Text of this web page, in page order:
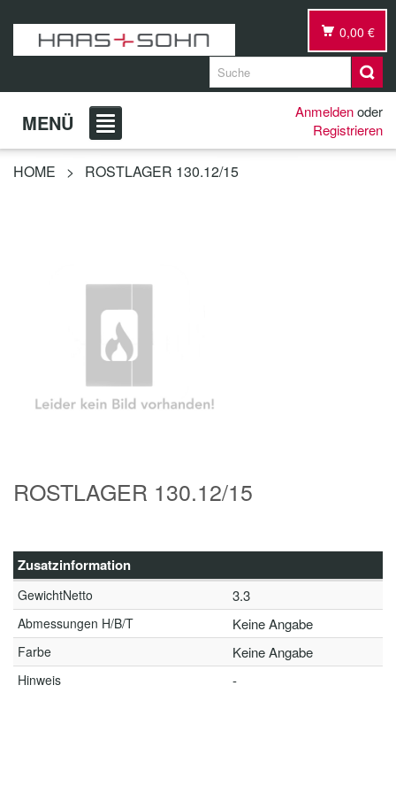
0,00 €
MENÜ Anmeldenoder
Registrieren
HOME > ROSTLAGER 130.12/15
ROSTLAGER 130.12/15
Zusatzinformation
GewichtNetto 3.3
Abmessungen H/B/T Keine Angabe
Farbe Keine Angabe
Hinweis -